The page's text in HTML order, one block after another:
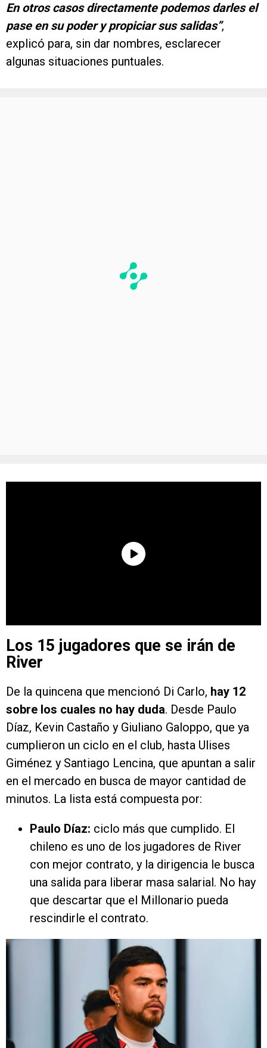
En otros casos directamente podemos darles el
pase en su poder y propiciar sus salidas”,
explicó para, sin dar nombres, esclarecer
algunas situaciones puntuales.
Los 15 jugadores que se irán de
River
De la quincena que mencionó Di Carlo, hay 12
sobre los cuales no hay duda. Desde Paulo
Díaz, Kevin Castaño y Giuliano Galoppo, que ya
cumplieron un ciclo en el club, hasta Ulises
Giménez y Santiago Lencina, que apuntan a salir
en el mercado en busca de mayor cantidad de
minutos. La lista está compuesta por:
Paulo Díaz: ciclo más que cumplido. El
chileno es uno de los jugadores de River
con mejor contrato, y la dirigencia le busca
una salida para liberar masa salarial. No hay
que descartar que el Millonario pueda
rescindirle el contrato.